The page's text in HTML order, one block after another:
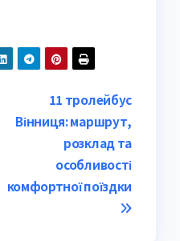
11 тролейбус
Вінниця: маршрут,
розклад та
особливості
комфортної поїздки